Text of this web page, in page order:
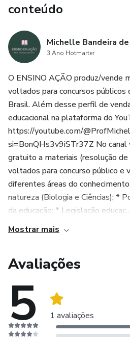
conteúdo
Michelle Bandeira
3 Ano Hotmarter
O ENSINO AÇÃO produz/vende
voltados para concursos públicos
Brasil. Além desse perfil de
educacional na plataforma do
https://youtube.com/
si=BonQHs3v9iSTr37Z No canal
gratuito a materiais (resolução
voltados para concurso público e
diferentes áreas do
natureza (Biologia e Ciências); *
da educação; * Legislação educac...
Mostrar mais
Avaliações
5 1 avaliações